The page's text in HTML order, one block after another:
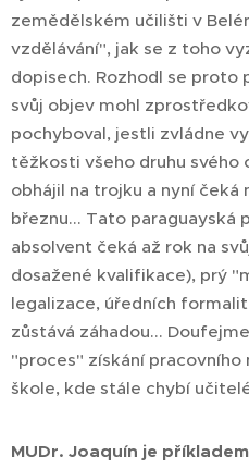
zemědělském učilišti v
vzdělávání", jak se z toho
dopisech. Rozhodl se proto
svůj objev mohl
pochyboval, jestli zvládne
těžkosti všeho druhu svého
obhájil na trojku a nyní čeká
březnu... Tato paraguayská
absolvent čeká až rok na
dosažené kvalifikace), prý
legalizace, úředních
zůstává záhadou...
"proces" získání pracovního
škole, kde stále chybí
MUDr. Joaquín je